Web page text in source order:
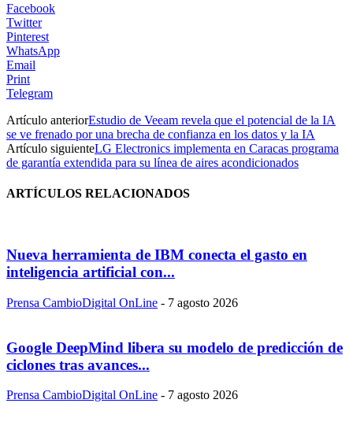
Facebook
Twitter
Pinterest
WhatsApp
Email
Print
Telegram
Artículo anteriorEstudio de Veeam revela que el potencial de la IA
se ve frenado por una brecha de confianza en los datos y la IA
Artículo siguienteLG Electronics implementa en Caracas programa
de garantía extendida para su línea de aires acondicionados
ARTÍCULOS RELACIONADOS
Nueva herramienta de IBM conecta el gasto en
inteligencia artificial con...
Prensa CambioDigital OnLine - 7 agosto 2026
Google DeepMind libera su modelo de predicción de
ciclones tras avances...
Prensa CambioDigital OnLine - 7 agosto 2026